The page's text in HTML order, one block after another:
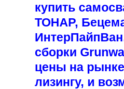
купить
ТОНАР,
сборки
цены на
лизингу, и